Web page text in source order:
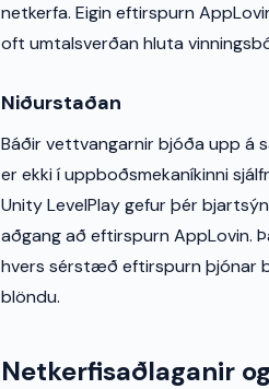
netkerfa. Eigin eftirspurn
oft umtalsverðan hluta
Niðurstaðan
Báðir vettvangarnir bjóða upp á
er ekki í uppboðsmekaníkinni
Unity LevelPlay gefur þér
aðgang að eftirspurn AppLovin.
hvers sérstæð eftirspurn þjónar
blöndu.
Netkerfisaðlaganir